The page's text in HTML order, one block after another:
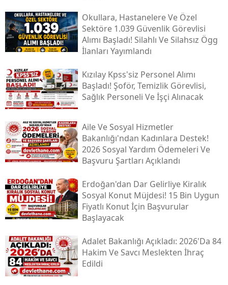
Okullara, Hastanelere Ve Özel
Sektöre 1.039 Güvenlik Görevlisi
Alımı Başladı! Silahlı Ve Silahsız Ögg
İlanları Yayımlandı
Kızılay Kpss'siz Personel Alımı
Başladı! Şoför, Temizlik Görevlisi,
Sağlık Personeli Ve İşçi Alınacak
Aile Ve Sosyal Hizmetler
Bakanlığı'ndan Kadınlara Destek!
2026 Sosyal Yardım Ödemeleri Ve
Başvuru Şartları Açıklandı
Erdoğan'dan Dar Gelirliye Kiralık
Sosyal Konut Müjdesi! 15 Bin Uygun
Fiyatlı Konut İçin Başvurular
Başlayacak
Adalet Bakanlığı Açıkladı: 2026'da 84
Hakim Ve Savcı Meslekten İhraç
Edildi